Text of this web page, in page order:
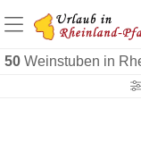
50 Weinstuben in
+1.000